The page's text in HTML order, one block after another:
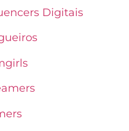
Digitais